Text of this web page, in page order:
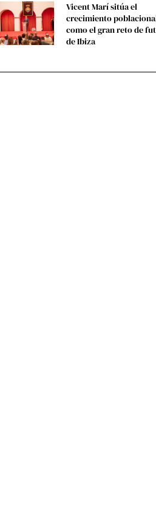
Vicent Marí sitúa el
crecimiento
como el gran reto de
de Ibiza